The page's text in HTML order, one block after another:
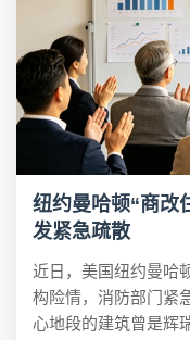
纽约曼哈顿“商改
发紧急疏散
近日，美国纽约曼哈
构险情，消防部门紧
心地段的建筑曾是辉